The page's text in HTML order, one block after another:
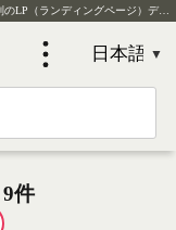
ンディングページ）デザイン実例を毎日更新
件